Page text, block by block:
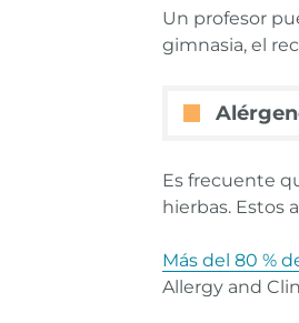
Un profesor
gimnasia, el
Es frecuente
hierbas. Estos
Más del 80 %
Allergy and